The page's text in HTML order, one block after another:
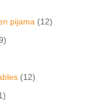
pijama (12)
(12)